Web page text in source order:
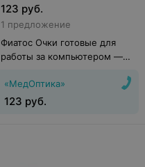
123 руб.
1 предложение
Фиатос Очки готовые для
работы за компьютером —
«МедОптика»
123 руб.